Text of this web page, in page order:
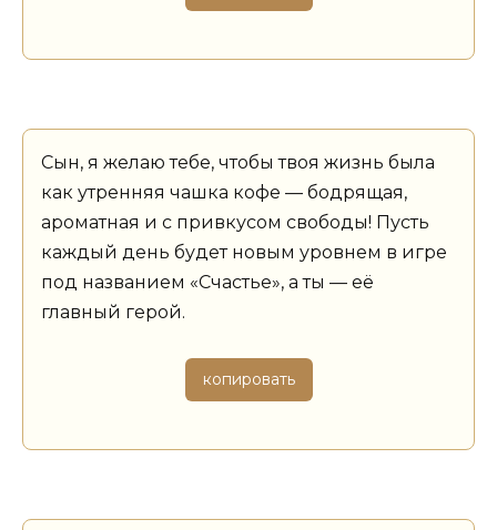
Сын, я желаю тебе, чтобы твоя жизнь была
как утренняя чашка кофе — бодрящая,
ароматная и с привкусом свободы! Пусть
каждый день будет новым уровнем в игре
под названием «Счастье», а ты — её
главный герой.
копировать